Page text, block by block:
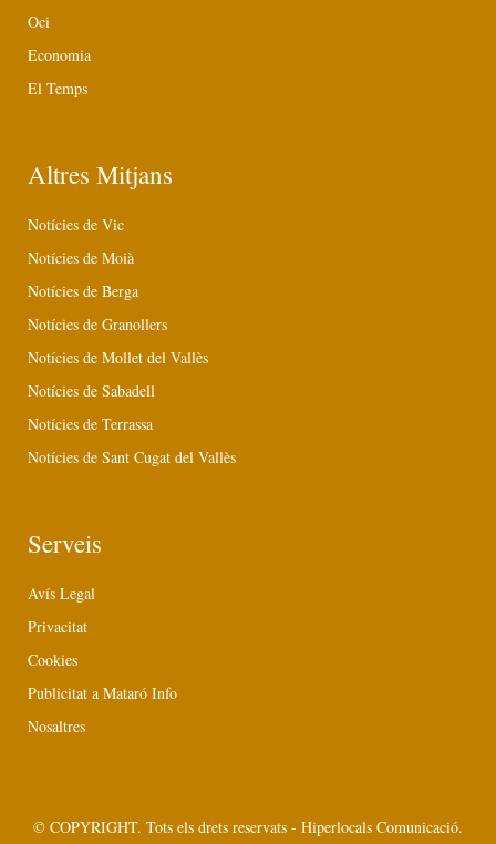
Oci
Economia
El Temps
Altres Mitjans
Notícies de Vic
Notícies de Moià
Notícies de Berga
Notícies de Granollers
Notícies de Mollet del Vallès
Notícies de Sabadell
Notícies de Terrassa
Notícies de Sant Cugat del Vallès
Serveis
Avís Legal
Privacitat
Cookies
Publicitat a Mataró Info
Nosaltres
© COPYRIGHT. Tots els drets reservats - Hiperlocals Comunicació.